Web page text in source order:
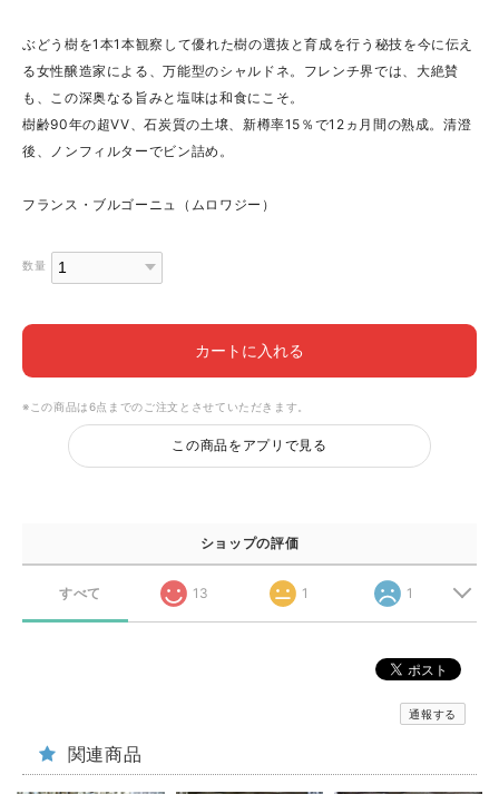
ぶどう樹を1本1本観察して優れた樹の選抜と育成を行う秘技を今に伝え
る女性醸造家による、万能型のシャルドネ。フレンチ界では、大絶賛
も、この深奥なる旨みと塩味は和食にこそ。
樹齢90年の超VV、石炭質の土壌、新樽率15％で12ヵ月間の熟成。清澄
後、ノンフィルターでビン詰め。
フランス・ブルゴーニュ（ムロワジー）
数量
カートに入れる
※この商品は6点までのご注文とさせていただきます。
この商品をアプリで見る
ショップの評価
すべて 13 1 1
通報する
関連商品